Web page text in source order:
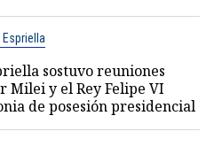
sostuvo reuniones
Milei y el Rey Felipe VI
de posesión presidencial